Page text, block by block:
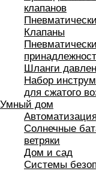
клапанов
Клапаны
Шланги
Набор
для сжатого
Умный дом
Солнечные
ветряки
Дом и сад
Системы